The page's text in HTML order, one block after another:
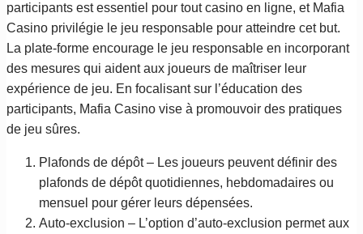
participants est essentiel pour tout casino en ligne, et Mafia
Casino privilégie le jeu responsable pour atteindre cet but.
La plate-forme encourage le jeu responsable en incorporant
des mesures qui aident aux joueurs de maîtriser leur
expérience de jeu. En focalisant sur l’éducation des
participants, Mafia Casino vise à promouvoir des pratiques
de jeu sûres.
Plafonds de dépôt – Les joueurs peuvent définir des
plafonds de dépôt quotidiennes, hebdomadaires ou
mensuel pour gérer leurs dépensées.
Auto-exclusion – L’option d’auto-exclusion permet aux